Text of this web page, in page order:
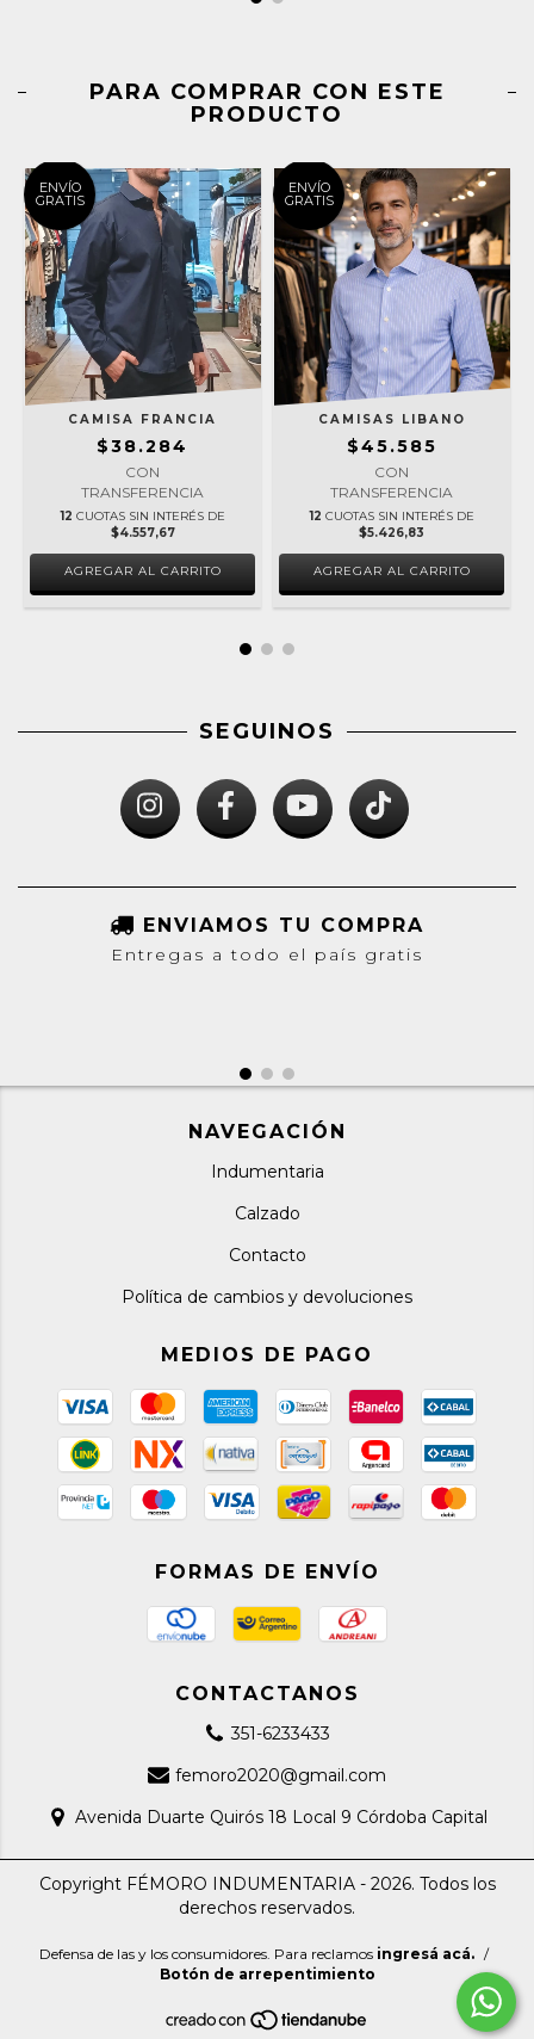
PARA COMPRAR CON ESTE
PRODUCTO
ENVÍO
GRATIS
CAMISA FRANCIA
$38.284
CON
TRANSFERENCIA
12 CUOTAS SIN INTERÉS DE
$4.557,67
AGREGAR AL CARRITO
ENVÍO
GRATIS
CAMISAS LIBANO
$45.585
CON
TRANSFERENCIA
12 CUOTAS SIN INTERÉS DE
$5.426,83
AGREGAR AL CARRITO
SEGUINOS
ENVIAMOS TU COMPRA
Entregas a todo el país gratis
NAVEGACIÓN
Indumentaria
Calzado
Contacto
Política de cambios y devoluciones
MEDIOS DE PAGO
FORMAS DE ENVÍO
CONTACTANOS
351-6233433
femoro2020@gmail.com
Avenida Duarte Quirós 18 Local 9 Córdoba Capital
Copyright FÉMORO INDUMENTARIA - 2026. Todos los
derechos reservados.
Defensa de las y los consumidores. Para reclamos ingresá acá. /
Botón de arrepentimiento